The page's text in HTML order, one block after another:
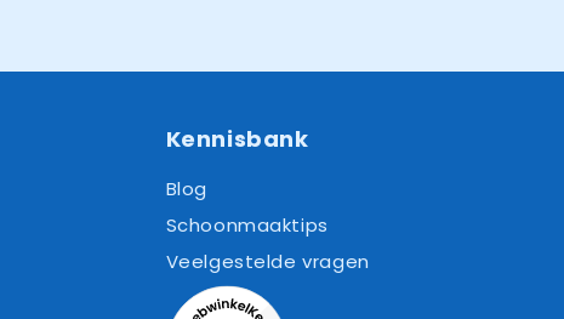
Kennisbank
Blog
Schoonmaaktips
Veelgestelde vragen